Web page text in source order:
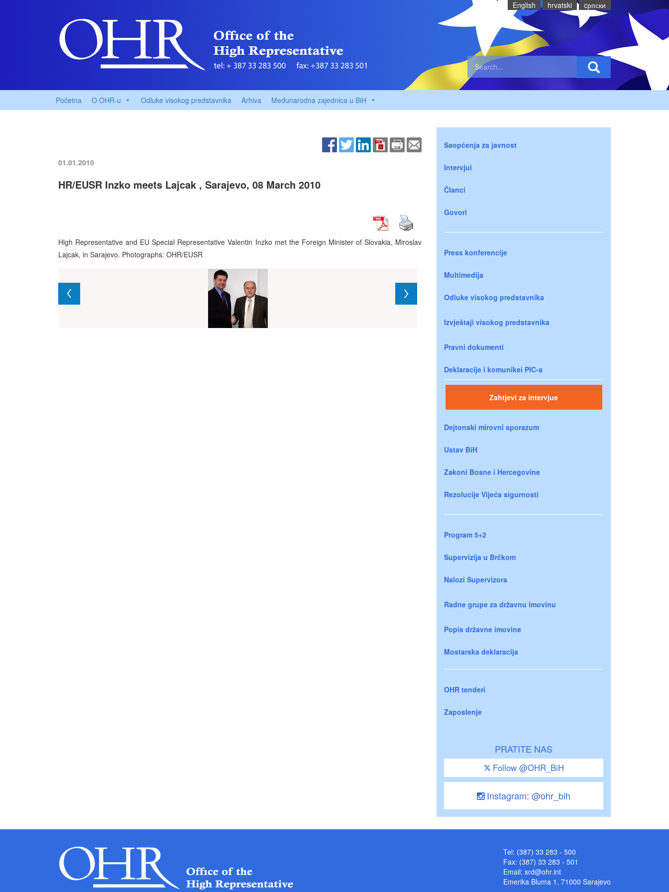
English hrvatski cрпски
Početna O OHR-u Odluke visokog predstavnika Arhiva Međunarodna zajednica u BiH
01.01.2010
HR/EUSR Inzko meets Lajcak , Sarajevo, 08 March 2010
High Representative and EU Special Representative Valentin Inzko met the Foreign Minister of Slovakia, Miroslav
Lajcak, in Sarajevo. Photographs: OHR/EUSR
Saopćenja za javnost
Intervjui
Članci
Govori
Press konferencije
Multimedija
Odluke visokog predstavnika
Izvještaji visokog predstavnika
Pravni dokumenti
Deklaracije i komunikei PIC-a
Zahtjevi za intervjue
Dejtonski mirovni sporazum
Ustav BiH
Zakoni Bosne i Hercegovine
Rezolucije Vijeća sigurnosti
Program 5+2
Supervizija u Brčkom
Nalozi Supervizora
Radne grupe za državnu imovinu
Popis državne imovine
Mostarska deklaracija
OHR tenderi
Zaposlenje
PRATITE NAS
Follow @OHR_BiH
Instagram: @ohr_bih
Tel: (387) 33 283 - 500
Fax: (387) 33 283 - 501
Email: srd@ohr.int
Emerika Bluma 1, 71000 Sarajevo